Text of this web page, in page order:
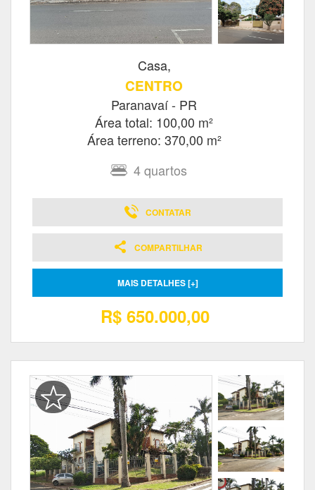
Casa,
CENTRO
Paranavaí - PR
Área total: 100,00 m²
Área terreno: 370,00 m²
4quartos
CONTATAR
COMPARTILHAR
MAIS DETALHES [+]
R$ 650.000,00